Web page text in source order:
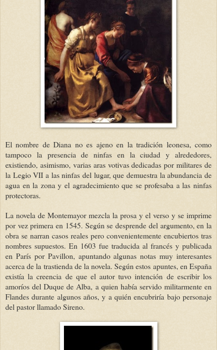
El nombre de Diana no es ajeno en la tradición leonesa, como
tampoco la presencia de ninfas en la ciudad y alrededores,
existiendo, asimismo, varias aras votivas dedicadas por militares de
la Legio VII a las ninfas del lugar, que demuestra la abundancia de
agua en la zona y el agradecimiento que se profesaba a las ninfas
protectoras.
La novela de Montemayor mezcla la prosa y el verso y se imprime
por vez primera en 1545. Según se desprende del argumento, en la
obra se narran casos reales pero convenientemente encubiertos tras
nombres supuestos. En 1603 fue traducida al francés y publicada
en París por Pavillon, apuntando algunas notas muy interesantes
acerca de la trastienda de la novela. Según estos apuntes, en España
existía la creencia de que el autor tuvo intención de escribir los
amoríos del Duque de Alba, a quien había servido militarmente en
Flandes durante algunos años, y a quién encubriría bajo personaje
del pastor llamado Sireno.